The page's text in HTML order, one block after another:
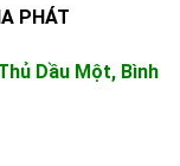
PHÁT
Dầu Một, Bình